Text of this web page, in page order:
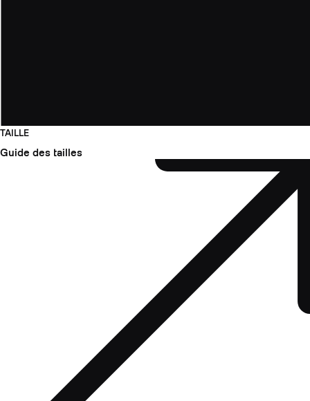
TAILLE
Guide des tailles